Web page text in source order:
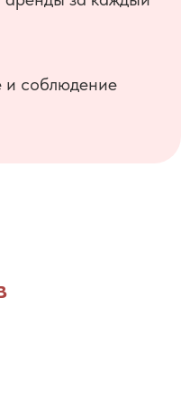
соблюдение